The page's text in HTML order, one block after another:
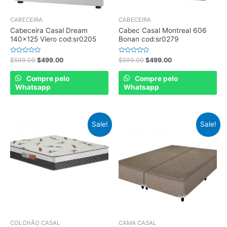
CABECEIRA
Cabeceira Casal Dream
140×125 Viero cod:sr0205
Rated
0
out
$599.00 $499.00
Compre pelo
Whatsapp
CABECEIRA
Cabec Casal Montreal 606
Bonan cod:sr0279
Rated
0
out
$599.00 $499.00
Compre pelo
Whatsapp
Sale!
COLCHÃO CASAL
Sale!
CAMA CASAL